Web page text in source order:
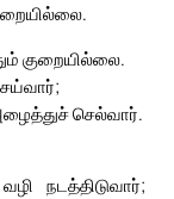
குறையில்லை.
செல்வார்.
நடத்திடுவார்;